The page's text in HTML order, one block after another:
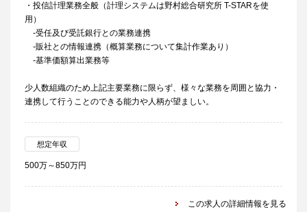
・投信計理業務全般（計理システムは野村総合研究所 T-STARを使
用）
-受任及び受託銀行との業務連携
-販社との情報連携（概算業務について集計作業あり）
-基準価額算出業務等
少人数組織のため上記主要業務に限らず、様々な業務を周囲と協力・
連携して行うことのできる能力や人柄が望ましい。
想定年収
500万～850万円
この求人の詳細情報を見る